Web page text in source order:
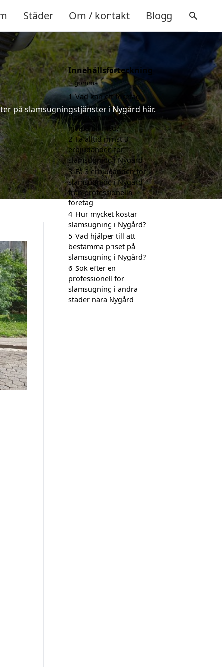
Städer Om / kontakt Blogg
på slamsugningstjänster i Nygård här.
Innehållsförteckning
gömma
1 Vad kan ett företag
som är specialiserat på
slamsugning i Nygård
hjälpa till med?
2 Få alltid minst 3
erbjudanden för
slamsugning i Nygård
3 Få 3 erbjudanden för
slamsugning i Nygård
från professionella
företag
4 Hur mycket kostar
slamsugning i Nygård?
5 Vad hjälper till att
bestämma priset på
slamsugning i Nygård?
6 Sök efter en
professionell för
slamsugning i andra
städer nära Nygård